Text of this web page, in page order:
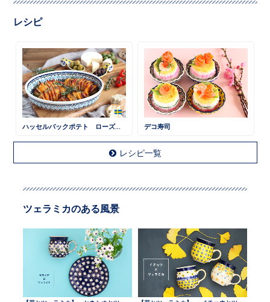
レシピ
ハッセルバックポテト ローズマリー風味 デコ寿司
レシピ一覧
ツェラミカのある風景